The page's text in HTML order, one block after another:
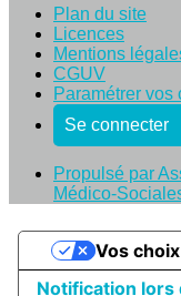
Plan du site
Licences
Mentions
CGUV
Paramétrer vos
Se connecter
Propulsé par
Médico-
Notification lors
Vos